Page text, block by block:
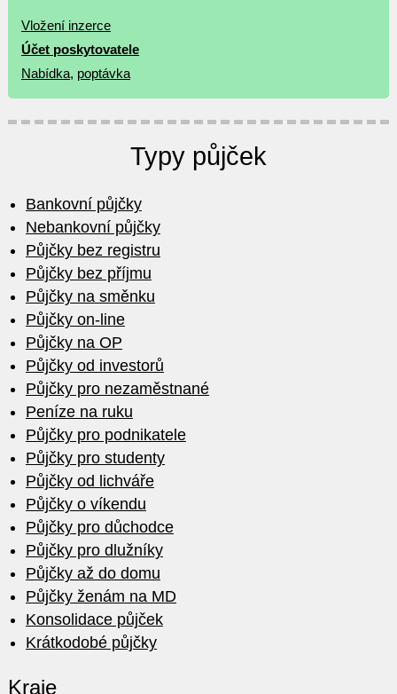
Vložení inzerce
Účet poskytovatele
Nabídka, poptávka
Typy půjček
Bankovní půjčky
Nebankovní půjčky
Půjčky bez registru
Půjčky bez příjmu
Půjčky na směnku
Půjčky on-line
Půjčky na OP
Půjčky od investorů
Půjčky pro nezaměstnané
Peníze na ruku
Půjčky pro podnikatele
Půjčky pro studenty
Půjčky od lichváře
Půjčky o víkendu
Půjčky pro důchodce
Půjčky pro dlužníky
Půjčky až do domu
Půjčky ženám na MD
Konsolidace půjček
Krátkodobé půjčky
Kraje